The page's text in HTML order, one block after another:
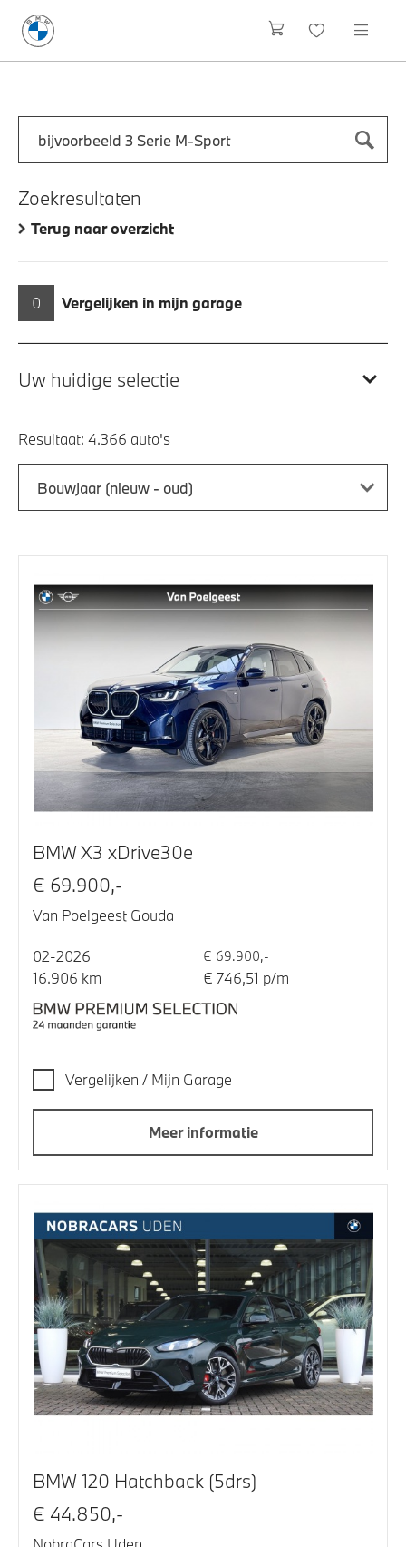
Zoek naar een automodel, bijvoorbeeld 3 Serie M-Sport
Zoekresultaten
Terug naar overzicht
0 Vergelijken in mijn garage
Uw huidige selectie
Resultaat:
Bouwjaar (nieuw - oud)
BMW X3 xDrive30e
€ 69.900,-
Van Poelgeest Gouda
02-2026 € 69.900,-
16.906 km € 746,51 p/m
Vergelijken / Mijn Garage
Meer informatie
BMW 120 Hatchback (5drs)
€ 44.850,-